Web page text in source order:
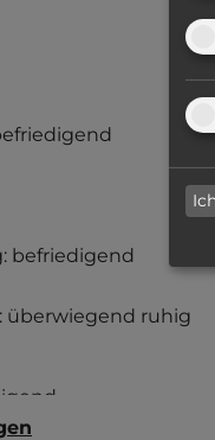
befriedigend
überwiegend ruhig